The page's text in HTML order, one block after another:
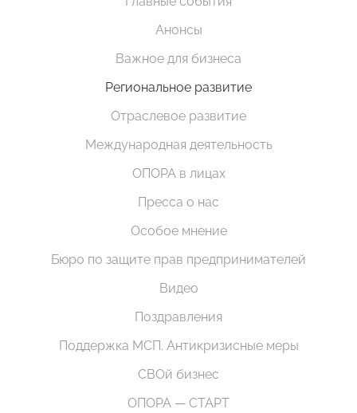
Анонсы
Важное для бизнеса
Региональное развитие
Отраслевое развитие
Международная деятельность
ОПОРА в лицах
Пресса о нас
Особое мнение
Бюро по защите прав предпринимателей
Видео
Поздравления
Поддержка МСП. Антикризисные меры
СВОй бизнес
ОПОРА — СТАРТ